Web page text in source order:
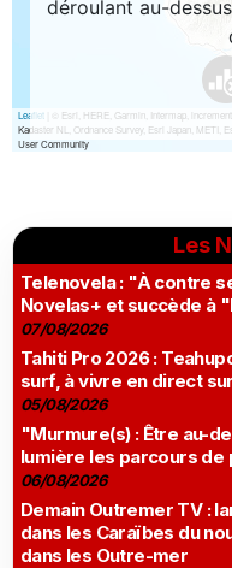
Les
Telenovela : "À contre
Novelas+ et succède à
07/08/2026
Tahiti Pro 2026 :
surf, à vivre en direct
05/08/2026
"Murmure(s) : Être au-
lumière les parcours de
06/08/2026
Demain Outremer TV :
dans les Caraïbes du
dans les Outre-mer